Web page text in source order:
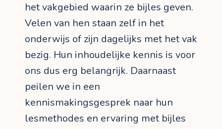
het vakgebied waarin ze bijles geven.
Velen van hen staan zelf in het
onderwijs of zijn dagelijks met het vak
bezig. Hun inhoudelijke kennis is voor
ons dus erg belangrijk. Daarnaast
peilen we in een
kennismakingsgesprek naar hun
lesmethodes en ervaring met bijles